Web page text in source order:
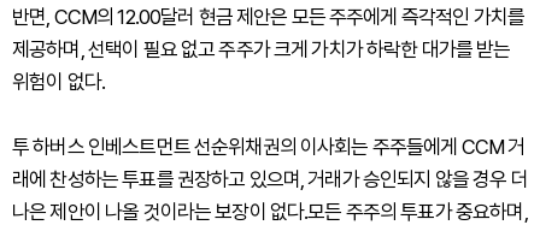
반면, CCM의 12.00달러 현금 제안은 모든 주주에게 즉각적인 가치를
제공하며, 선택이 필요 없고 주주가 크게 가치가 하락한 대가를 받는
위험이 없다.
투 하버스 인베스트먼트 선순위채권의 이사회는 주주들에게 CCM 거
래에 찬성하는 투표를 권장하고 있으며, 거래가 승인되지 않을 경우 더
나은 제안이 나올 것이라는 보장이 없다.모든 주주의 투표가 중요하며,